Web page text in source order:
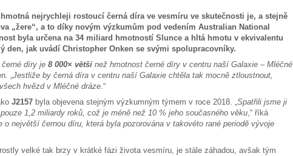
nejrychleji rostoucí černá díra ve vesmíru ve skutečnosti je, a stejně
„žere“, a to díky novým výzkumům pod vedením Australian National
byla určena na 34 miliard hmotností Slunce a hltá hmotu v ekvivalentu
den, jak uvádí Christopher Onken se svými spolupracovníky.
díry je 8 000× většínež hmotnost černé díry v centru naší Galaxie – Mléčné
„Jestliže by černá díra v centru naší Galaxie chtěla tak mocně ztloustnout,
hvězd v Mléčné dráze.“
J2157 byla objevena stejným výzkumným týmem v roce 2018. „Spatřili jsme ji
1,2 miliardy roků, což je méně než 10 % jeho současného věku,“ říká
o největší černou díru, která byla pozorována v takovéto rané periodě vývoje
velké tak brzy v krátké fázi života vesmíru, je stále záhadou, avšak tým